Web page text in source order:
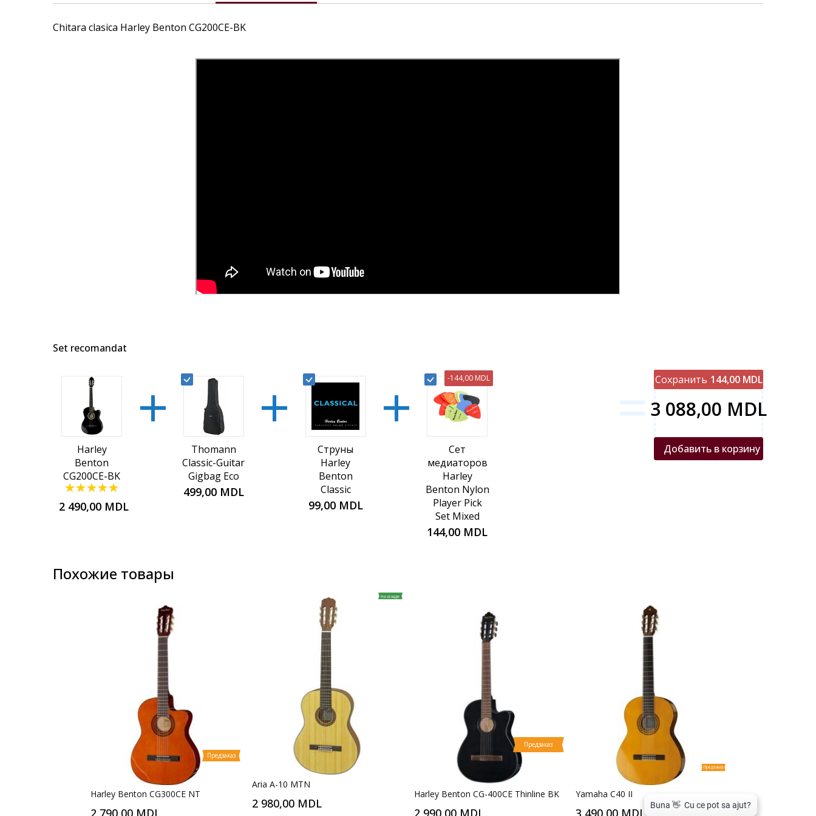
gallery
Chitara clasica Harley Benton CG200CE-BK
Set recomandat
Harley
Benton
CG200CE-BK
Параметр оценки:
100%
2 490,00 MDL
+
Thomann
Classic-Guitar
Gigbag Eco
499,00 MDL
+
Струны
Harley
Benton
Classic
99,00 MDL
+ -144,00 MDL
Сет
медиаторов
Harley
Benton Nylon
Player Pick
Set Mixed
144,00 MDL
Сохранить 144,00 MDL
3 088,00 MDL
Добавить в корзину
Похожие товары
Предзаказ
Harley Benton CG300CE NT
2 790,00 MDL
На складе
Aria A-10 MTN
2 980,00 MDL
Предзаказ
Harley Benton CG-400CE Thinline BK
2 990,00 MDL
Предзаказ
Yamaha C40 II
3 490,00 MDL